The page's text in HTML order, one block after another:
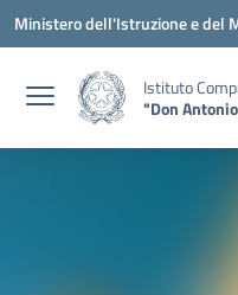
Vai ai contenuti
Vai al menu di navigazione
Vai al footer
Ministero dell'Istruzione e del
Istituto
"Don